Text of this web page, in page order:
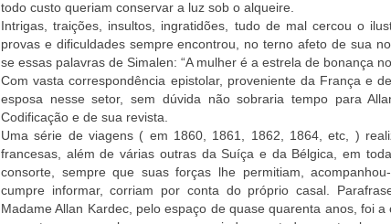
todo custo queriam conservar a luz sob o alqueire.
Intrigas, traições, insultos, ingratidões, tudo de mal cercou o
provas e dificuldades sempre encontrou, no terno afeto de sua
se essas palavras de Simalen: “A mulher é a estrela de bonança
Com vasta correspondência epistolar, proveniente da França e
esposa nesse setor, sem dúvida não sobraria tempo para
Codificação e de sua revista.
Uma série de viagens ( em 1860, 1861, 1862, 1864, etc, )
francesas, além de várias outras da Suíça e da Bélgica, em
consorte, sempre que suas forças lhe permitiam,
cumpre informar, corriam por conta do próprio casal.
Madame Allan Kardec, pelo espaço de quase quarenta anos, foi